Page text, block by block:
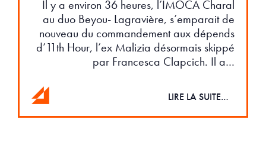
Il y a environ 36 heures, l’IMOCA Charal
au duo Beyou- Lagravière, s’emparait de
nouveau du commandement aux dépends
d’11th Hour, l’ex Malizia désormais skippé
par Francesca Clapcich. Il a…
LIRE LA SUITE…